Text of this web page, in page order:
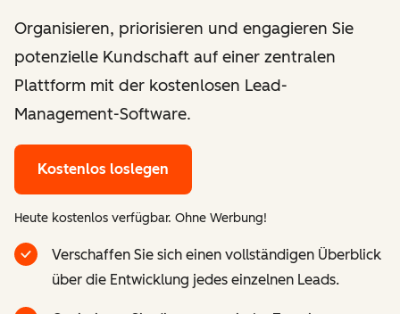
Organisieren, priorisieren und engagieren Sie
potenzielle Kundschaft auf einer zentralen
Plattform mit der kostenlosen Lead-
Management-Software.
Kostenlos loslegen
Heute kostenlos verfügbar. Ohne Werbung!
Verschaffen Sie sich einen vollständigen Überblick
über die Entwicklung jedes einzelnen Leads.